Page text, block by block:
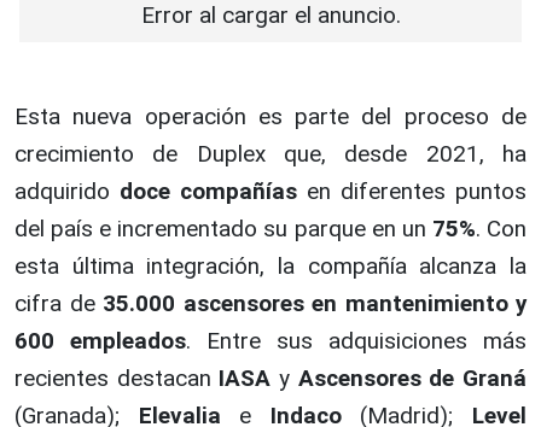
Error al cargar el anuncio.
Esta nueva operación es parte del proceso de
crecimiento de Duplex que, desde 2021, ha
adquirido doce compañías en diferentes puntos
del país e incrementado su parque en un 75%. Con
esta última integración, la compañía alcanza la
cifra de 35.000 ascensores en mantenimiento y
600 empleados. Entre sus adquisiciones más
recientes destacan IASAy Ascensores de Graná
(Granada); Elevalia e Indaco (Madrid); Level